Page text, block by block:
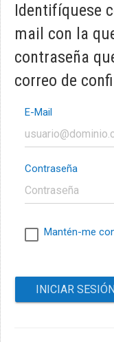
Identifíquese
mail con la
contraseña
correo de
E-Mail
Contraseña
Mantén-me